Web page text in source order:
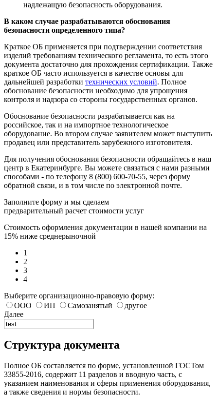
надлежащую безопасность оборудования.
В каком случае разрабатываются обоснования
безопасности определенного типа?
Краткое ОБ применяется при подтверждении соответствия
изделий требованиям технического регламента, то есть этого
документа достаточно для прохождения сертификации. Также
краткое ОБ часто используется в качестве основы для
дальнейшей разработки технических условий. Полное
обоснование безопасности необходимо для упрощения
контроля и надзора со стороны государственных органов.
Обоснование безопасности разрабатывается как на
российское, так и на импортное технологическое
оборудование. Во втором случае заявителем может выступить
продавец или представитель зарубежного изготовителя.
Для получения обоснования безопасности обращайтесь в наш
центр в Екатеринбурге. Вы можете связаться с нами разными
способами - по телефону 8 (800) 600-70-55, через форму
обратной связи, и в том числе по электронной почте.
Заполните форму и мы сделаем
предварительный расчет стоимости услуг
Стоимость оформления документации в нашей компании на
15% ниже среднерыночной
1
2
3
4
Выберите организационно-правовую форму:
ООО
ИП Самозанятый
другое
Далее
Структура документа
Полное ОБ составляется по форме, установленной ГОСТом
33855-2016, содержит 11 разделов и вводную часть, с
указанием наименования и сферы применения оборудования,
а также сведения и нормы безопасности.